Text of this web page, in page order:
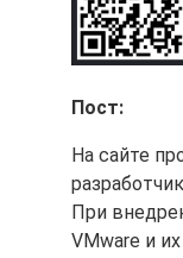
Пост:
На сайте
При
VMware и